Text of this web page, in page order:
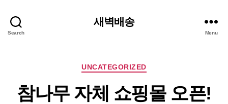
Search
새벽배송
Menu
Categories
UNCATEGORIZED
참나무 자체 쇼핑몰 오픈!